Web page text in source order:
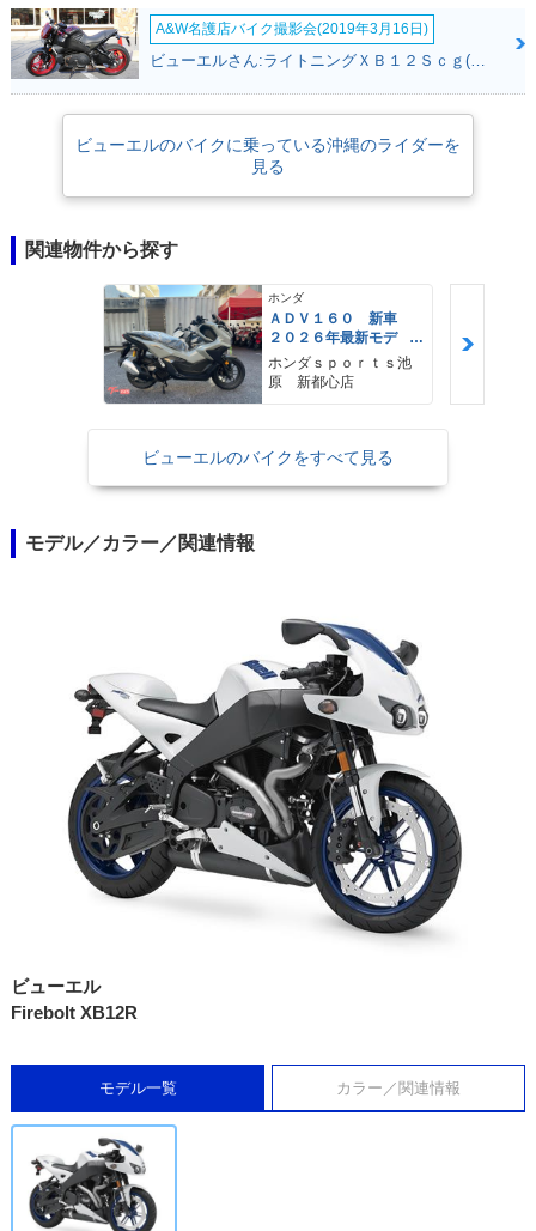
A&W名護店バイク撮影会(2019年3月16日)
ビューエルさん:ライトニングＸＢ１２Ｓｃｇ(ビューエル)
ビューエルのバイクに乗っている沖縄のライダーを
見る
関連物件から探す
ホンダ
ＡＤＶ１６０ 新車
２０２６年最新モデ
ル パールスモーキー
グレー スマートキ
ー ２９Ｌメットイ
ホンダｓｐｏｒｔｓ池
原 新都心店
ビューエルのバイクをすべて見る
モデル／カラー／関連情報
ビューエル
Firebolt XB12R
モデル一覧 カラー／関連情報